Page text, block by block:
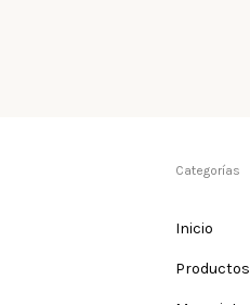
Categorías
Inicio
Productos